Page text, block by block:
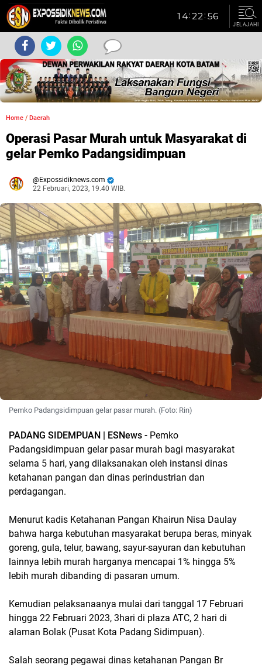
JELAJAHI
Home / Daerah
Operasi Pasar Murah untuk Masyarakat di
gelar Pemko Padangsidimpuan
Expossidiknews.com
22 Februari, 2023, 19.40 WIB.
Pemko Padangsidimpuan gelar pasar murah. (Foto: Rin)
PADANG SIDEMPUAN | ESNews - Pemko
Padangsidimpuan gelar pasar murah bagi masyarakat
selama 5 hari, yang dilaksanakan oleh instansi dinas
ketahanan pangan dan dinas perindustrian dan
perdagangan.
Menurut kadis Ketahanan Pangan Khairun Nisa Daulay
bahwa harga kebutuhan masyarakat berupa beras, minyak
goreng, gula, telur, bawang, sayur-sayuran dan kebutuhan
lainnya lebih murah harganya mencapai 1% hingga 5%
lebih murah dibanding di pasaran umum.
Kemudian pelaksanaanya mulai dari tanggal 17 Februari
hingga 22 Februari 2023, 3hari di plaza ATC, 2 hari di
alaman Bolak (Pusat Kota Padang Sidimpuan).
Salah seorang pegawai dinas ketahanan Pangan Br